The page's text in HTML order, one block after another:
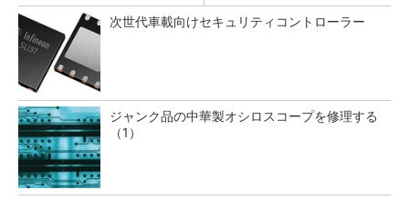
次世代車載向けセキュリティコントローラー
ジャンク品の中華製オシロスコープを修理する
（1）